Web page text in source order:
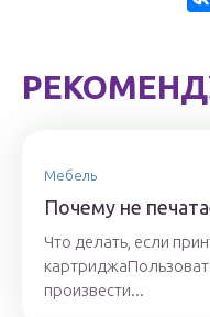
Мебель
Почему не
Что делать, если
произвести...